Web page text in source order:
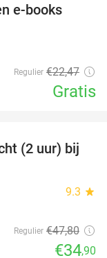
e-books
Regulier €22,47
Gratis
27%
(2 uur) bij
9.3 star
Regulier €47,80
€34,90